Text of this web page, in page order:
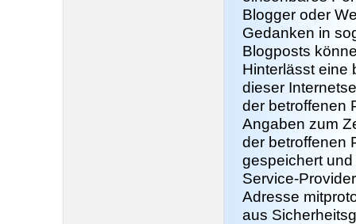
Blogger oder
Gedanken in
Blogposts
Hinterlässt eine
dieser
der betroffenen
Angaben zum
der betroffenen
gespeichert
Service-
Adresse
aus